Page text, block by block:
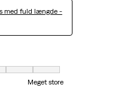
med fuld længde -
Meget store